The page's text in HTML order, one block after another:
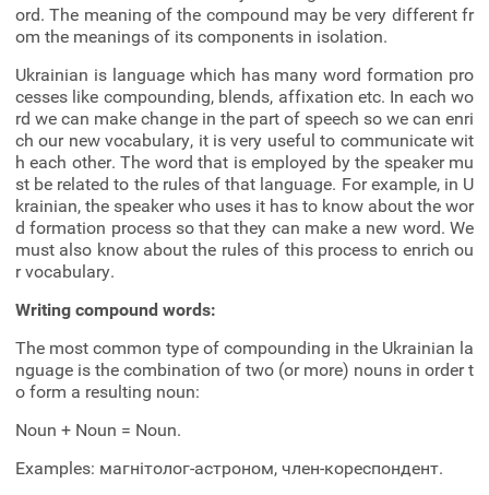
ord. The meaning of the compound may be very different fr
om the meanings of its components in isolation.
Ukrainian is language which has many word formation pro
cesses like compounding, blends, affixation etc. In each wo
rd we can make change in the part of speech so we can enri
ch our new vocabulary, it is very useful to communicate wit
h each other. The word that is employed by the speaker mu
st be related to the rules of that language. For example, in U
krainian, the speaker who uses it has to know about the wor
d formation process so that they can make a new word. We
must also know about the rules of this process to enrich ou
r vocabulary.
Writing compound words:
The most common type of compounding in the Ukrainian la
nguage is the combination of two (or more) nouns in order t
o form a resulting noun:
Noun + Noun = Noun.
Examples: магнітолог-астроном, член-кореспондент.